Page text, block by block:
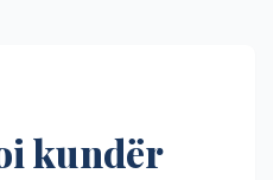
kundër